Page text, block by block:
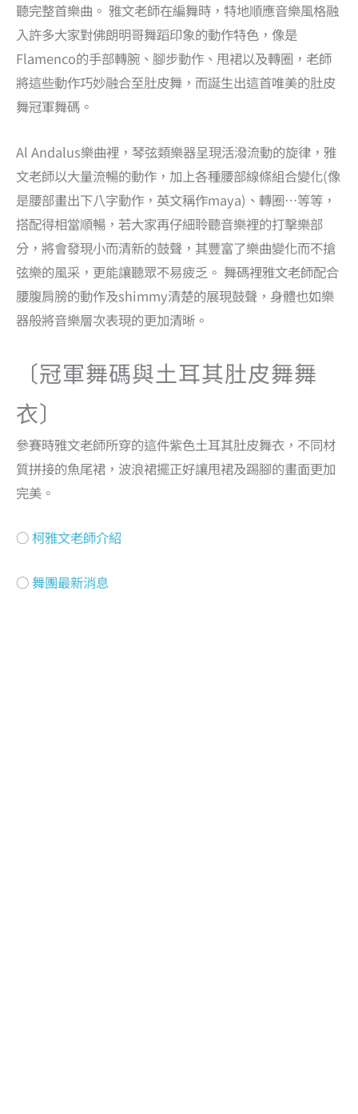
聽完整首樂曲。 雅文老師在編舞時，特地順應音樂風格融
入許多大家對佛朗明哥舞蹈印象的動作特色，像是
Flamenco的手部轉腕、腳步動作、甩裙以及轉圈，老師
將這些動作巧妙融合至肚皮舞，而誕生出這首唯美的肚皮
舞冠軍舞碼。
Al Andalus樂曲裡，琴弦類樂器呈現活潑流動的旋律，雅
文老師以大量流暢的動作，加上各種腰部線條組合變化(像
是腰部畫出下八字動作，英文稱作maya)、轉圈…等等，
搭配得相當順暢，若大家再仔細聆聽音樂裡的打擊樂部
分，將會發現小而清新的鼓聲，其豐富了樂曲變化而不搶
弦樂的風采，更能讓聽眾不易疲乏。 舞碼裡雅文老師配合
腰腹肩膀的動作及shimmy清楚的展現鼓聲，身體也如樂
器般將音樂層次表現的更加清晰。
〔冠軍舞碼與土耳其肚皮舞舞
衣〕
參賽時雅文老師所穿的這件紫色土耳其肚皮舞衣，不同材
質拼接的魚尾裙，波浪裙擺正好讓甩裙及踢腳的畫面更加
完美。
○柯雅文老師介紹
○舞團最新消息